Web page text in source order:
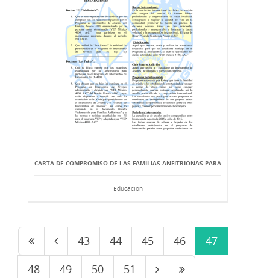
CARTA DE COMPROMISO DE LAS FAMILIAS ANFITRIONAS PARA
Educación
43 44 45 46
47
48
49 50 51